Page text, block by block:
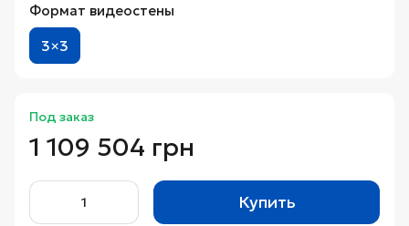
Формат видеостены
3×3
Под заказ
1 109 504 грн
Купить